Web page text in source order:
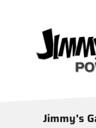
Jimmy’s